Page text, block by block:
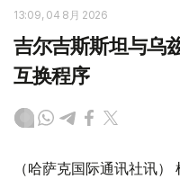
13:09, 04 8月 2026
吉尔吉斯斯坦与乌
互换程序
（哈萨克国际通讯社讯